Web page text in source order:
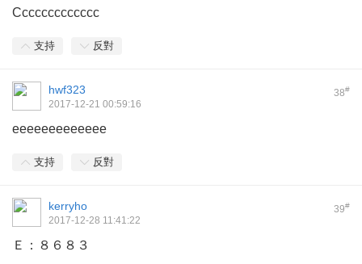
Ccccccccccccc
支持 反對
38#
hwf323
2017-12-21 00:59:16
eeeeeeeeeeeee
支持 反對
39#
kerryho
2017-12-28 11:41:22
Ｅ：８６８３